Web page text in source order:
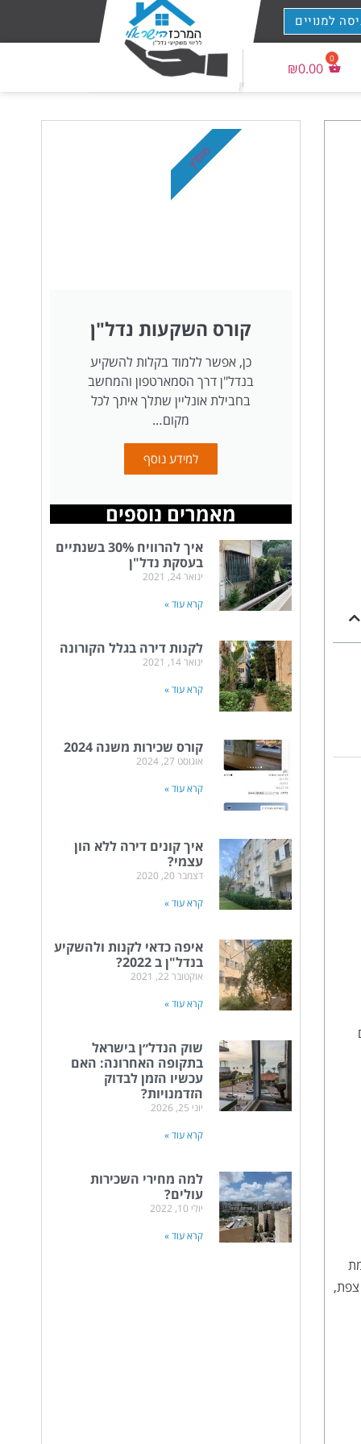
למנויים
₪0.00
צפת,
קורס השקעות נדל"ן
כן, אפשר ללמוד בקלות להשקיע
בנדל"ן דרך הסמארטפון והמחשב
בחבילת אונליין שתלך איתך לכל
מקום…
למידע נוסף
מומלץ
מאמרים נוספים
איך להרוויח 30% בשנתיים
בעסקת נדל"ן
ינואר 24, 2021
קרא עוד »
לקנות דירה בגלל הקורונה
ינואר 14, 2021
קרא עוד »
קורס שכירות משנה 2024
אוגוסט 27, 2024
קרא עוד »
איך קונים דירה ללא הון
עצמי?
דצמבר 20, 2020
קרא עוד »
איפה כדאי לקנות ולהשקיע
בנדל"ן ב 2022?
אוקטובר 22, 2021
קרא עוד »
שוק הנדל״ן בישראל
בתקופה האחרונה: האם
עכשיו הזמן לבדוק
הזדמנויות?
יוני 25, 2026
קרא עוד »
למה מחירי השכירות
עולים?
יולי 10, 2022
קרא עוד »